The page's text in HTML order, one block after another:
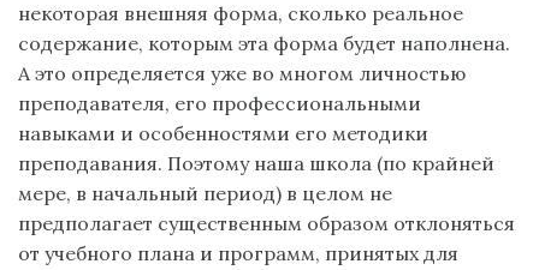
некоторая внешняя форма, сколько реальное
содержание, которым эта форма будет наполнена.
А это определяется уже во многом личностью
преподавателя, его профессиональными
навыками и особенностями его методики
преподавания. Поэтому наша школа (по крайней
мере, в начальный период) в целом не
предполагает существенным образом отклоняться
от учебного плана и программ, принятых для